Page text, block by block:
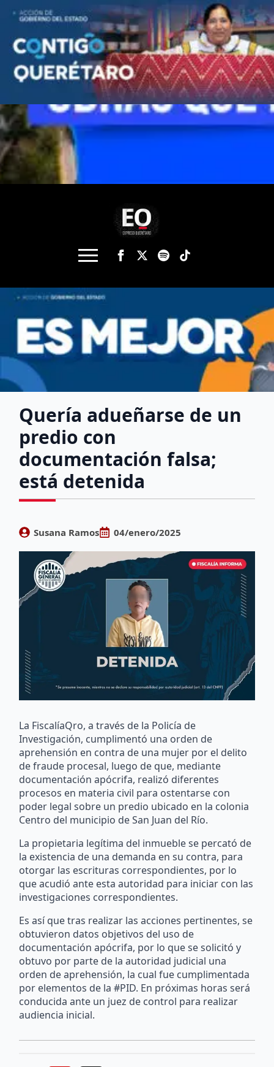
Quería adueñarse de un
predio con
documentación falsa;
está detenida
Susana Ramos 04/enero/2025
La FiscalíaQro, a través de la Policía de
Investigación, cumplimentó una orden de
aprehensión en contra de una mujer por el delito
de fraude procesal, luego de que, mediante
documentación apócrifa, realizó diferentes
procesos en materia civil para ostentarse con
poder legal sobre un predio ubicado en la colonia
Centro del municipio de San Juan del Río.
La propietaria legítima del inmueble se percató de
la existencia de una demanda en su contra, para
otorgar las escrituras correspondientes, por lo
que acudió ante esta autoridad para iniciar con las
investigaciones correspondientes.
Es así que tras realizar las acciones pertinentes, se
obtuvieron datos objetivos del uso de
documentación apócrifa, por lo que se solicitó y
obtuvo por parte de la autoridad judicial una
orden de aprehensión, la cual fue cumplimentada
por elementos de la #PID. En próximas horas será
conducida ante un juez de control para realizar
audiencia inicial.